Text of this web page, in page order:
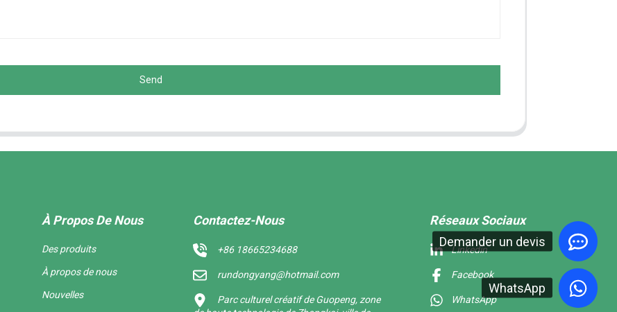
Demander un devis
WhatsApp
Send
À Propos De Nous
Des produits
À propos de nous
Nouvelles
Contactez-Nous
+86 18665234688
rundongyang@hotmail.com
Parc culturel créatif de Guopeng, zone
Réseaux Sociaux
Linkedin
Facebook
WhatsApp